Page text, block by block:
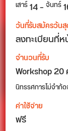
เสาร์14 –จันทร์
วันที่รับสมัครวัน
ลงทะเบียนที่
จำนวนที่รับ
Workshop
นิทรรศการไม่จำกั
ค่าใช้จ่าย
ฟรี